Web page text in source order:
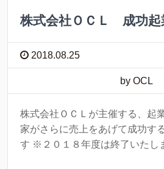
株式会社ＯＣＬ 成功
2018.08.25
by OCL
株式会社ＯＣＬが主催する、起
家がさらに売上をあげて成功す
す ※２０１８年度は終了いたし